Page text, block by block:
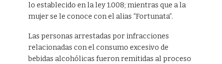
lo establecido en la ley 1.008; mientras que a la
mujer se le conoce con el alias “Fortunata”.
Las personas arrestadas por infracciones
relacionadas con el consumo excesivo de
bebidas alcohólicas fueron remitidas al proceso